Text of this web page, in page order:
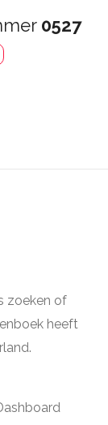
0527
zoeken of
heeft